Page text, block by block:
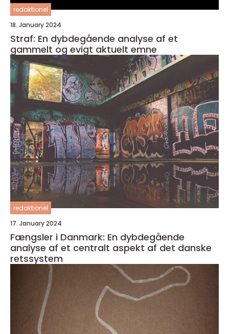
redaktionel
18. January 2024
Straf: En dybdegående analyse af et
gammelt og evigt aktuelt emne
redaktionel
17. January 2024
Fængsler i Danmark: En dybdegående
analyse af et centralt aspekt af det danske
retssystem